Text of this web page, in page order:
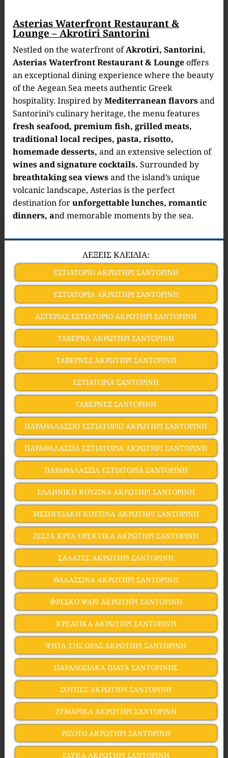
Asterias Waterfront Restaurant &
Lounge – Akrotiri Santorini
Nestled on the waterfront ofAkrotiri, Santorini,
Asterias Waterfront Restaurant & Loungeoffers
an exceptional dining experience where the beauty
of the Aegean Sea meets authentic Greek
hospitality. Inspired byMediterranean flavorsand
Santorini’s culinary heritage, the menu features
fresh seafood, premium fish, grilled meats,
traditional local recipes, pasta, risotto,
homemade desserts, and an extensive selection of
wines and signature cocktails. Surrounded by
breathtaking sea viewsand the island’s unique
volcanic landscape, Asterias is the perfect
destination forunforgettable lunches, romantic
dinners, and memorable moments by the sea.
ΛΕΞΕΙΣ ΚΛΕΙΔΙΑ:
ΕΣΤΙΑΤΟΡΙΟ ΑΚΡΩΤΗΡΙ ΣΑΝΤΟΡΙΝΗ
ΕΣΤΙΑΤΟΡΙΑ ΑΚΡΩΤΗΡΙ ΣΑΝΤΟΡΙΝΗ
ΑΣΤΕΡΙΑΣ ΕΣΤΙΑΤΟΡΙΟ ΑΚΡΩΤΗΡΙ ΣΑΝΤΟΡΙΝΗ
ΤΑΒΕΡΝΑ ΑΚΡΩΤΗΡΙ ΣΑΝΤΟΡΙΝΗ
ΤΑΒΕΡΝΕΣ ΑΚΡΩΤΗΡΙ ΣΑΝΤΟΡΙΝΗ
ΕΣΤΙΑΤΟΡΙΑ ΣΑΝΤΟΡΙΝΗ
ΤΑΒΕΡΝΕΣ ΣΑΝΤΟΡΙΝΗ
ΠΑΡΑΘΑΛΑΣΣΙΟ ΕΣΤΙΑΤΟΡΙΟ ΑΚΡΩΤΗΡΙ ΣΑΝΤΟΡΙΝΗ
ΠΑΡΑΘΑΛΑΣΣΙΑ ΕΣΤΙΑΤΟΡΙΑ ΑΚΡΩΤΗΡΙ ΣΑΝΤΟΡΙΝΗ
ΠΑΡΑΘΑΛΑΣΣΙΑ ΕΣΤΙΑΤΟΡΙΑ ΣΑΝΤΟΡΙΝΗ
ΕΛΛΗΝΙΚΗ ΚΟΥΖΙΝΑ ΑΚΡΩΤΗΡΙ ΣΑΝΤΟΡΙΝΗ
ΜΕΣΟΓΕΙΑΚΗ ΚΟΥΖΙΝΑ ΑΚΡΩΤΗΡΙ ΣΑΝΤΟΡΙΝΗ
ΖΕΣΤΑ ΚΡΥΑ ΟΡΕΚΤΙΚΑ ΑΚΡΩΤΗΡΙ ΣΑΝΤΟΡΙΝΗ
ΣΑΛΑΤΕΣ ΑΚΡΩΤΗΡΙ ΣΑΝΤΟΡΙΝΗ
ΘΑΛΑΣΣΙΝΑ ΑΚΡΩΤΗΡΙ ΣΑΝΤΟΡΙΝΗ
ΦΡΕΣΚΟ ΨΑΡΙ ΑΚΡΩΤΗΡΙ ΣΑΝΤΟΡΙΝΗ
ΚΡΕΑΤΙΚΑ ΑΚΡΩΤΗΡΙ ΣΑΝΤΟΡΙΝΗ
ΨΗΤΑ ΤΗΣ ΩΡΑΣ ΑΚΡΩΤΗΡΙ ΣΑΝΤΟΡΙΝΗ
ΠΑΡΑΔΟΣΙΑΚΑ ΠΙΑΤΑ ΣΑΝΤΟΡΙΝΗΣ
ΣΟΥΠΕΣ ΑΚΡΩΤΗΡΙ ΣΑΝΤΟΡΙΝΗ
ΖΥΜΑΡΙΚΑ ΑΚΡΩΤΗΡΙ ΣΑΝΤΟΡΙΝΗ
ΡΙΖΟΤΟ ΑΚΡΩΤΗΡΙ ΣΑΝΤΟΡΙΝΗ
ΓΛΥΚΑ ΑΚΡΩΤΗΡΙ ΣΑΝΤΟΡΙΝΗ